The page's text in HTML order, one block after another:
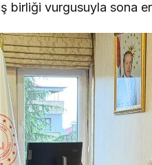
birliği vurgusuyla sona